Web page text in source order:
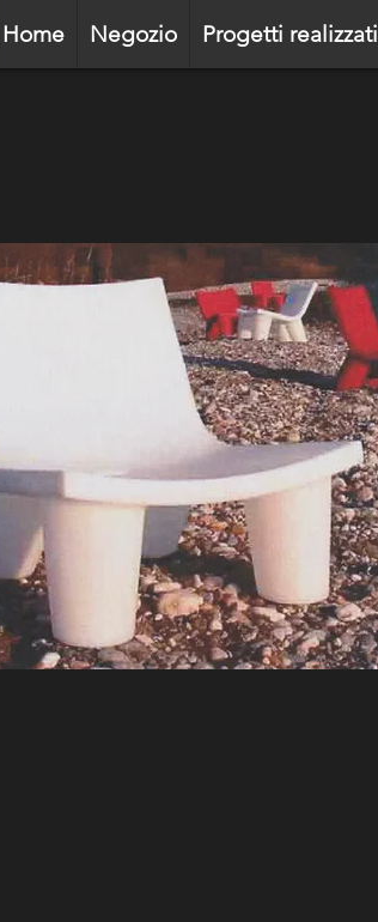
Home Negozio Progetti realizzati